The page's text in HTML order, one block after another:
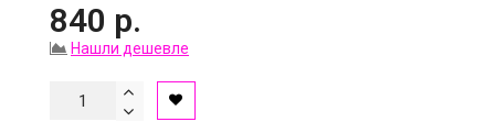
840 р.
Нашли дешевле